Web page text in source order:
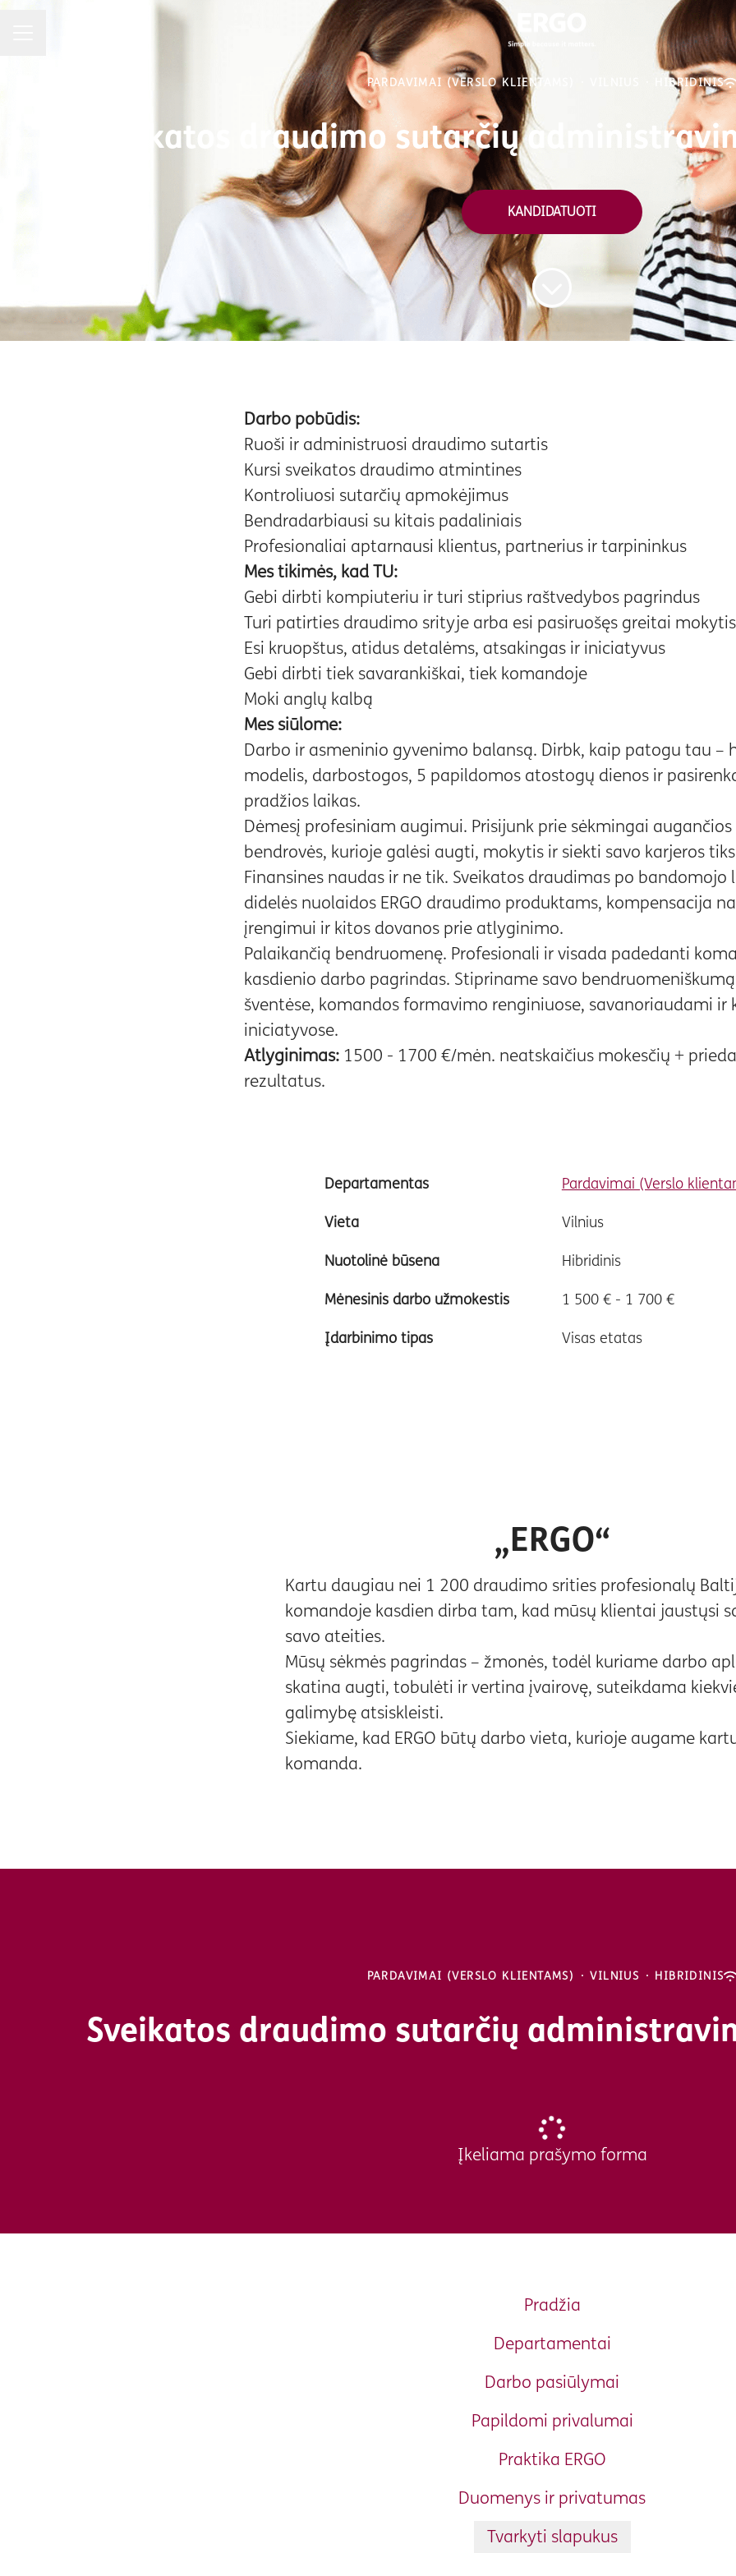
PARDAVIMAI (VERSLO KLIENTAMS) HIBRIDINIS
Sveikatos draudimo sutarčių
KANDIDATUOTI
Darbo pobūdis:
Ruoši ir administruosi draudimo sutartis
Kursi sveikatos draudimo atmintines
Kontroliuosi sutarčių apmokėjimus
Bendradarbiausi su kitais padaliniais
Profesionaliai aptarnausi klientus, partnerius ir tarpininkus
Mes tikimės, kad TU:
Gebi dirbti kompiuteriu ir turi stiprius raštvedybos pagrindus
Turi patirties draudimo srityje arba esi pasiruošęs greitai mokytis
Esi kruopštus, atidus detalėms, atsakingas ir iniciatyvus
Gebi dirbti tiek savarankiškai, tiek komandoje
Moki anglų kalbą
Mes siūlome:
Darbo ir asmeninio gyvenimo balansą. Dirbk, kaip patogu tau –
modelis, darbostogos, 5 papildomos atostogų dienos ir
pradžios laikas.
Dėmesį profesiniam augimui. Prisijunk prie sėkmingai
bendrovės, kurioje galėsi augti, mokytis ir siekti savo karjeros
Finansines naudas ir ne tik. Sveikatos draudimas po bandomojo
didelės nuolaidos ERGO draudimo produktams, kompensacija
įrengimui ir kitos dovanos prie atlyginimo.
Palaikančią bendruomenę. Profesionali ir visada padedanti
kasdienio darbo pagrindas. Stipriname savo
šventėse, komandos formavimo renginiuose, savanoriaudami ir
iniciatyvose.
Atlyginimas: 1500 - 1700 €/mėn. neatskaičius mokesčių +
rezultatus.
Departamentas Pardavimai (Verslo
Vieta Vilnius
Nuotolinė būsena Hibridinis
Mėnesinis darbo užmokestis 1 500 € - 1 700 €
Įdarbinimo tipas Visas etatas
„ERGO“
Kartu daugiau nei 1 200 draudimo srities profesionalų
komandoje kasdien dirba tam, kad mūsų klientai jaustųsi
savo ateities.
Mūsų sėkmės pagrindas – žmonės, todėl kuriame darbo
skatina augti, tobulėti ir vertina įvairovę, suteikdama
galimybę atsiskleisti.
Siekiame, kad ERGO būtų darbo vieta, kurioje augame
komanda.
PARDAVIMAI (VERSLO KLIENTAMS) · VILNIUS · HIBRIDINIS
Sveikatos draudimo sutarčių
Įkeliama prašymo forma
Pradžia
Departamentai
Darbo pasiūlymai
Papildomi privalumai
Praktika ERGO
Duomenys ir privatumas
Tvarkyti slapukus